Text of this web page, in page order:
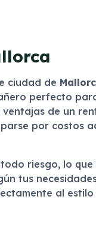
ciudad de
perfecto
de un
por costos
riesgo, lo
tus
al estilo